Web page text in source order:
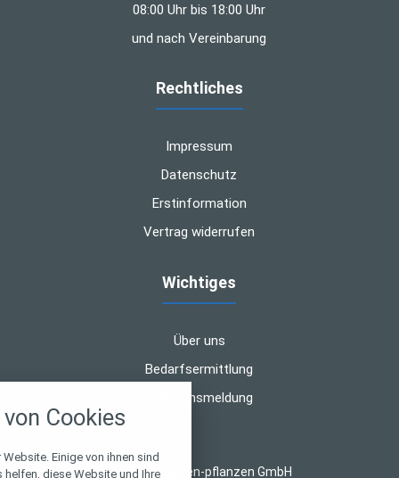
08:00 Uhr bis 18:00 Uhr
und nach Vereinbarung
Rechtliches
Impressum
Datenschutz
Erstinformation
Vertrag widerrufen
Wichtiges
Über uns
Bedarfsermittlung
Schadensmeldung
© 2026 finanzen-pflanzen GmbH
Cookies
Einige von ihnen sind
diese Website und Ihre
alle verwendeten Cookies und
zu blockieren.